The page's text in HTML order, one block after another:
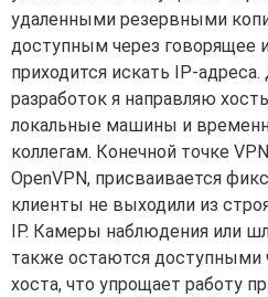
удаленными резервными
доступным через говорящее
приходится искать IP-
разработок я направляю
локальные машины и
коллегам. Конечной точке
OpenVPN, присваивается
клиенты не выходили из
IP. Камеры наблюдения или
также остаются доступными
хоста, что упрощает работу